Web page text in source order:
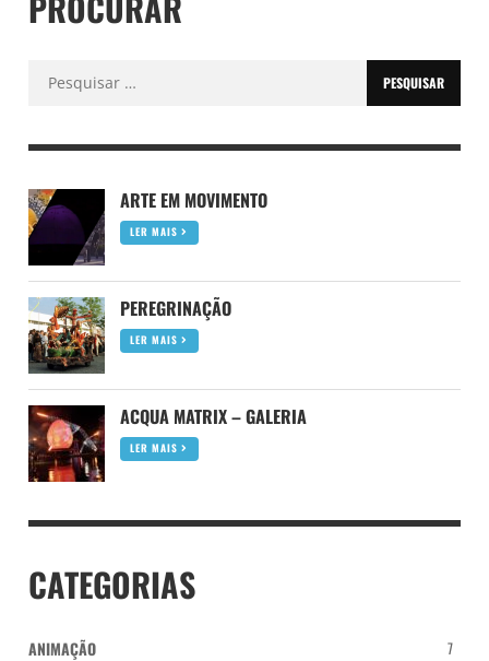
Pesquisar
ARTE EM MOVIMENTO
LER MAIS
PEREGRINAÇÃO
LER MAIS
ACQUA MATRIX – GALERIA
LER MAIS
CATEGORIAS
ANIMAÇÃO 7